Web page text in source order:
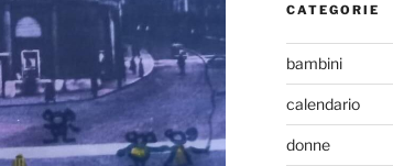
CATEGORIE
bambini
calendario
donne